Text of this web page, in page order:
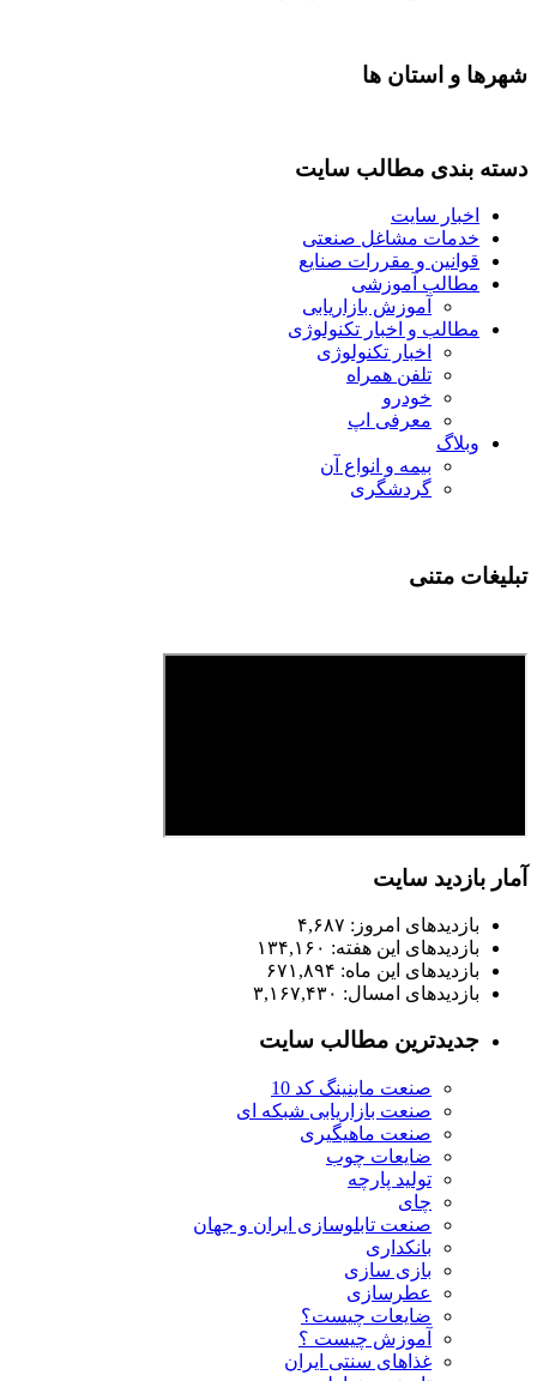
شهرها و استان ها
دسته بندی مطالب سایت
اخبار سایت
خدمات مشاغل صنعتی
قوانین و مقررات صنایع
مطالب آموزشی
آموزش بازاریابی
مطالب و اخبار تکنولوژی
اخبار تکنولوژی
تلفن همراه
خودرو
معرفی اپ
وبلاگ
بیمه و انواع آن
گردشگری
تبلیغات متنی
آمار بازدید سایت
بازدیدهای امروز: ۴,۶۸۷
بازدیدهای این هفته: ۱۳۴,۱۶۰
بازدیدهای این ماه: ۶۷۱,۸۹۴
بازدیدهای امسال: ۳,۱۶۷,۴۳۰
جدیدترین مطالب سایت
صنعت ماینینگ کد 10
صنعت بازاریابی شبکه ای
صنعت ماهیگیری
ضایعات چوب
تولید پارچه
چای
صنعت تابلوسازی ایران و جهان
بانکداری
بازی سازی
عطرسازی
ضایعات چیست؟
آموزش چیست ؟
غذاهای سنتی ایران